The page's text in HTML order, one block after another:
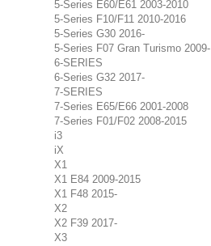
5-Series E60/E61 2003-2010
5-Series F10/F11 2010-2016
5-Series G30 2016-
5-Series F07 Gran Turismo 2009-
6-SERIES
6-Series G32 2017-
7-SERIES
7-Series E65/E66 2001-2008
7-Series F01/F02 2008-2015
i3
iX
X1
X1 E84 2009-2015
X1 F48 2015-
X2
X2 F39 2017-
X3